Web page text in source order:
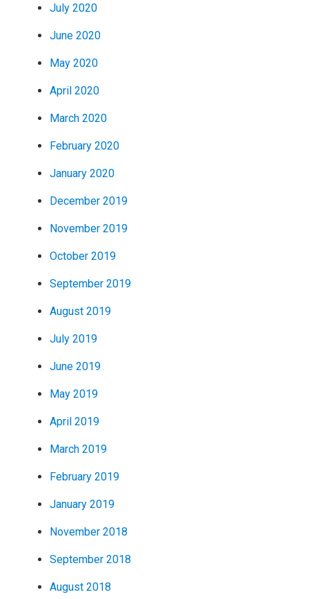
July 2020
June 2020
May 2020
April 2020
March 2020
February 2020
January 2020
December 2019
November 2019
October 2019
September 2019
August 2019
July 2019
June 2019
May 2019
April 2019
March 2019
February 2019
January 2019
November 2018
September 2018
August 2018